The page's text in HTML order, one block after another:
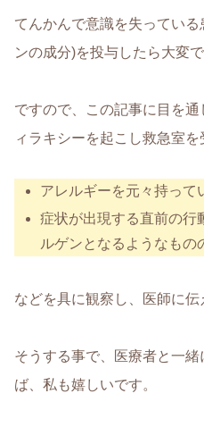
てんかんで意識を失ってい
ンの成分)を投与したら大変
ですので、この記事に目を
ィラキシーを起こし救急室を
アレルギーを元々持って
症状が出現する直前の行
ルゲンとなるようなもの
などを具に観察し、医師に伝
そうする事で、医療者と一
ば、私も嬉しいです。